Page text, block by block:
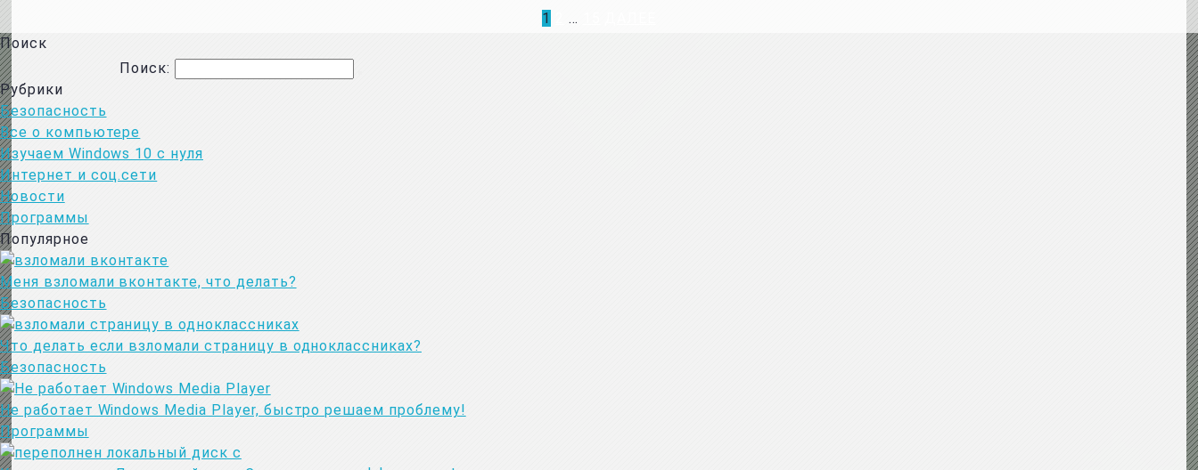
1
…
Поиск
Поиск:
Рубрики
Безопасность
Все о компьютере
Изучаем Windows 10 с нуля
Интернет и соц.сети
Новости
Программы
Популярное
Меня взломали вконтакте, что делать?
Безопасность
Что делать если взломали страницу в одноклассниках?
Безопасность
Не работает Windows Media Player, быстро решаем проблему!
Программы